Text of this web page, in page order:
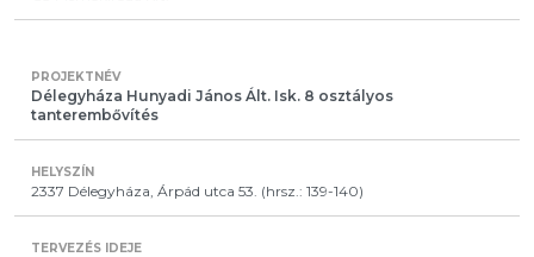
Délegyháza Hunyadi János Ált. Isk. 8 osztályos
tanterembővítés
2337 Délegyháza, Árpád utca 53. (hrsz.: 139-140)